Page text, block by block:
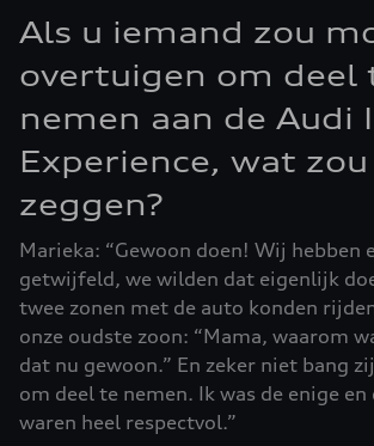
Als u iemand zou
overtuigen om deel
nemen aan de Audi
Experience, wat zou
zeggen?
Marieka: “Gewoon doen! Wij hebben
getwijfeld, we wilden dat eigenlijk
twee zonen met de auto konden
onze oudste zoon: “Mama, waarom
dat nu gewoon.” En zeker niet bang
om deel te nemen. Ik was de enige en
waren heel respectvol.”